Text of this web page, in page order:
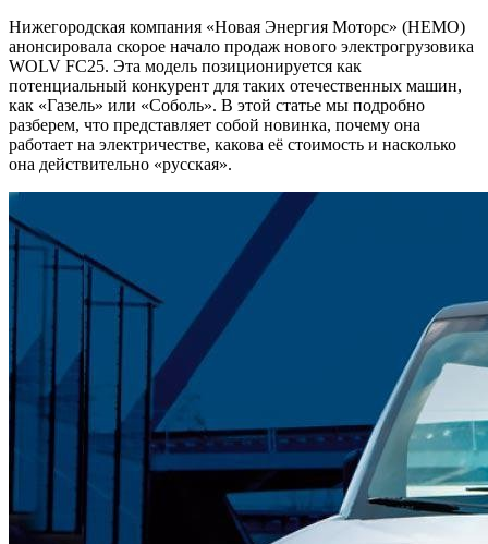
Нижегородская компания «Новая Энергия Моторс» (НЕМО)
анонсировала скорое начало продаж нового электрогрузовика
WOLV FC25. Эта модель позиционируется как
потенциальный конкурент для таких отечественных машин,
как «Газель» или «Соболь». В этой статье мы подробно
разберем, что представляет собой новинка, почему она
работает на электричестве, какова её стоимость и насколько
она действительно «русская».